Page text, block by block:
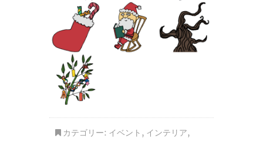
カテゴリー: イベント , インテリア,